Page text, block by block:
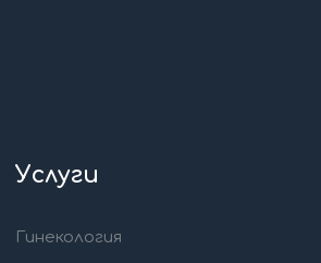
Услуги
Гинекология